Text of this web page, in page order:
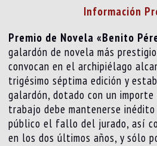
Información
Premio de Novela «Benito
galardón de novela más
convocan en el archipiélago
trigésimo séptima edición y
galardón, dotado con un
trabajo debe mantenerse
público el fallo del jurado, así
en los dos últimos años, y sólo